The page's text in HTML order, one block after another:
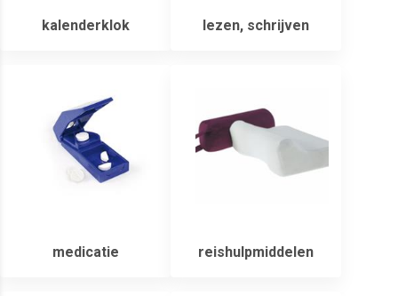
kalenderklok lezen, schrijven
medicatie reishulpmiddelen